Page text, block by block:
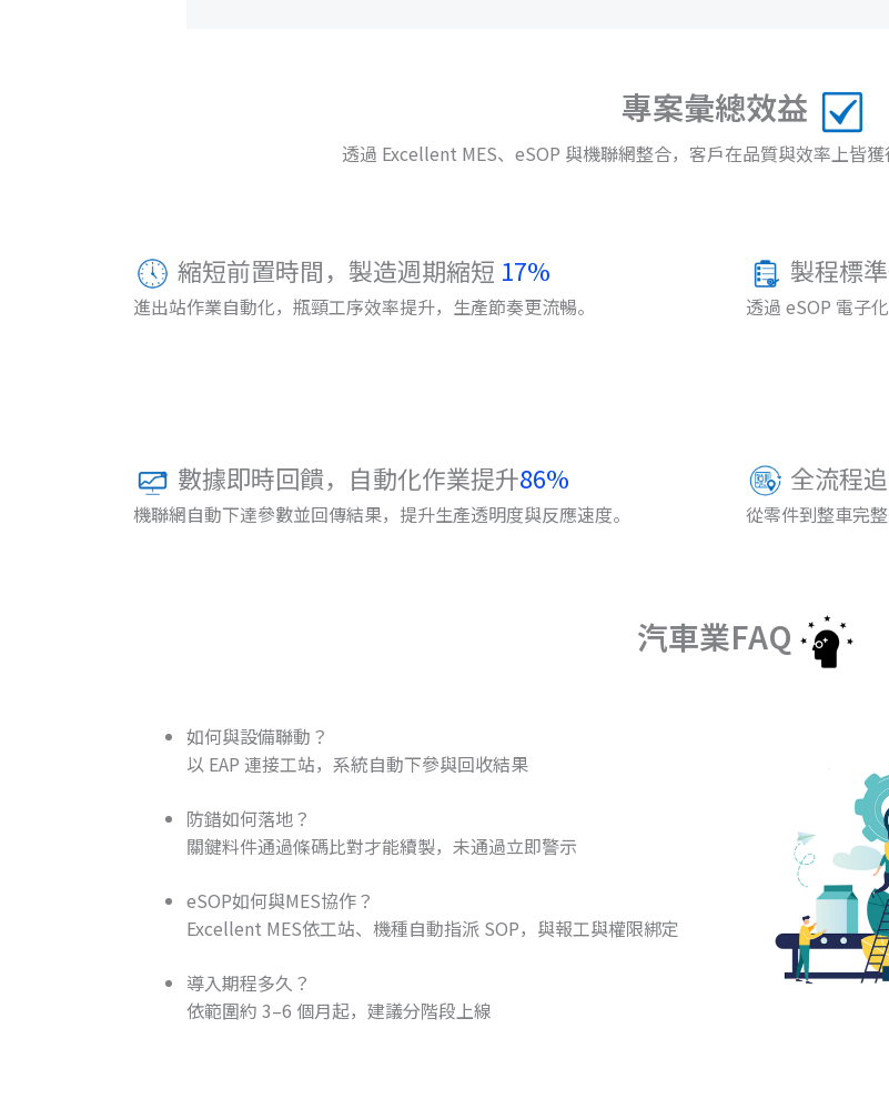
專案彙總效益
透過 Excellent MES、eSOP 與機聯網整合，客戶在品質與效率上皆
縮短前置時間，製造週期縮短 17%
進出站作業自動化，瓶頸工序效率提升，生產節奏更流暢。
製程標
透過 eSOP 電子
數據即時回饋，自動化作業提升86%
機聯網自動下達參數並回傳結果，提升生產透明度與反應速度。
全流程
從零件到整車完
汽車業FAQ
如何與設備聯動？
以 EAP 連接工站，系統自動下參與回收結果
防錯如何落地？
關鍵料件通過條碼比對才能續製，未通過立即警示
eSOP如何與MES協作？
Excellent MES依工站、機種自動指派 SOP，與報工與權限綁定
導入期程多久？
依範圍約 3–6 個月起，建議分階段上線